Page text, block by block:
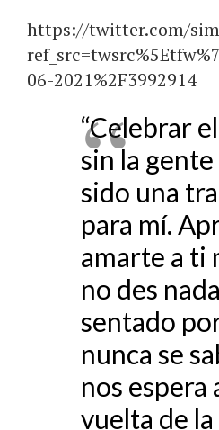
https://twitter.com/
06-2021%2F3992914
“Celebrar
sin la
sido una
para mí.
amarte a ti
no des
sentado
nunca se
nos espera
vuelta de la